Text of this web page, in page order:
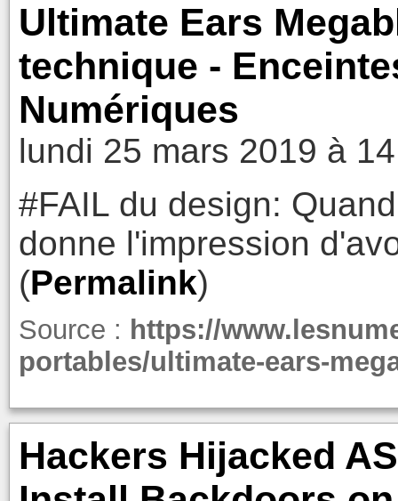
Ultimate Ears
technique -
Numériques
lundi 25 mars 2019 à
#FAIL du design:
donne l'impression
(Permalink)
Source : https://
portables/ultimate-ears-
Hackers Hijacked